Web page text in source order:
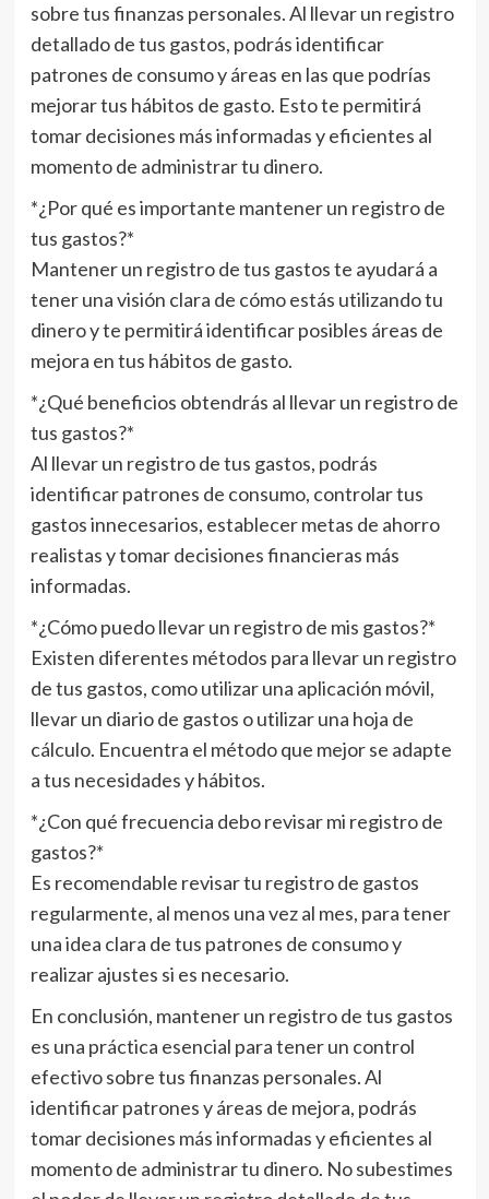
sobre tus finanzas personales. Al llevar un registro
detallado de tus gastos, podrás identificar
patrones de consumo y áreas en las que podrías
mejorar tus hábitos de gasto. Esto te permitirá
tomar decisiones más informadas y eficientes al
momento de administrar tu dinero.
*¿Por qué es importante mantener un registro de
tus gastos?*
Mantener un registro de tus gastos te ayudará a
tener una visión clara de cómo estás utilizando tu
dinero y te permitirá identificar posibles áreas de
mejora en tus hábitos de gasto.
*¿Qué beneficios obtendrás al llevar un registro de
tus gastos?*
Al llevar un registro de tus gastos, podrás
identificar patrones de consumo, controlar tus
gastos innecesarios, establecer metas de ahorro
realistas y tomar decisiones financieras más
informadas.
*¿Cómo puedo llevar un registro de mis gastos?*
Existen diferentes métodos para llevar un registro
de tus gastos, como utilizar una aplicación móvil,
llevar un diario de gastos o utilizar una hoja de
cálculo. Encuentra el método que mejor se adapte
a tus necesidades y hábitos.
*¿Con qué frecuencia debo revisar mi registro de
gastos?*
Es recomendable revisar tu registro de gastos
regularmente, al menos una vez al mes, para tener
una idea clara de tus patrones de consumo y
realizar ajustes si es necesario.
En conclusión, mantener un registro de tus gastos
es una práctica esencial para tener un control
efectivo sobre tus finanzas personales. Al
identificar patrones y áreas de mejora, podrás
tomar decisiones más informadas y eficientes al
momento de administrar tu dinero. No subestimes